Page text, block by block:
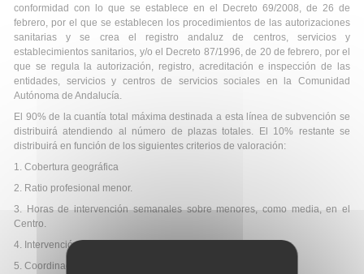
conformidad con lo que se establece en el Decreto 69/2008, de 26 de
febrero, por el que se establecen los procedimientos de las autorizaciones
sanitarias y se crea el registro andaluz de centros, servicios y
establecimientos sanitarios, y/o el Decreto 87/1996, de 20 de febrero, por el
que se regula la autorización, registro, acreditación e inspección de las
entidades, servicios y centros de servicios sociales en la Comunidad
Autónoma de Andalucía.
El 90% de la cuantía total máxima destinada a esta línea de subvención se
distribuirá atendiendo al número de plazas totales. El 10% restante se
distribuirá en función de los siguientes criterios de valoración:
1. Cobertura geográfica
2. Ratio profesional menor.
3. Horas de intervención semanales sobre menores, como media, en el
Centro.
4. Intervención familiar.
5. Coordinación con otros ámbitos.